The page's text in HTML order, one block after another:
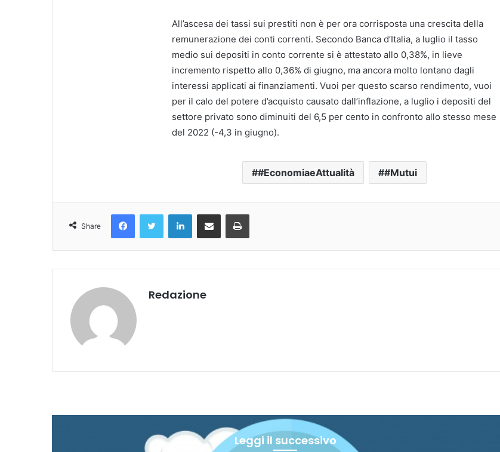
All’ascesa dei tassi sui prestiti non è per ora corrisposta una crescita della
remunerazione dei conti correnti. Secondo Banca d’Italia, a luglio il tasso
medio sui depositi in conto corrente si è attestato allo 0,38%, in lieve
incremento rispetto allo 0,36% di giugno, ma ancora molto lontano dagli
interessi applicati ai finanziamenti. Vuoi per questo scarso rendimento, vuoi
per il calo del potere d’acquisto causato dall’inflazione, a luglio i depositi del
settore privato sono diminuiti del 6,5 per cento in confronto allo stesso mese
del 2022 (-4,3 in giugno).
#EconomiaeAttualità #Mutui
Share
Redazione
Leggi il successivo